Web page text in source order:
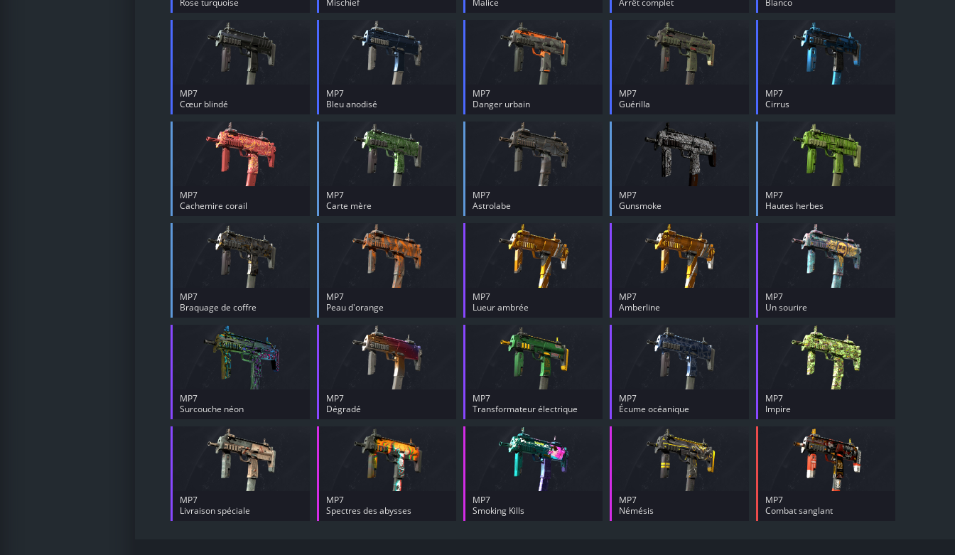
Rose turquoise
Mischief
Malice
Arrêt complet
Blanco
MP7
Cœur blindé
MP7
Bleu anodisé
MP7
Danger urbain
MP7
Guérilla
MP7
Cirrus
MP7
Cachemire corail
MP7
Carte mère
MP7
Astrolabe
MP7
Gunsmoke
MP7
Hautes herbes
MP7
Braquage de coffre
MP7
Peau d'orange
MP7
Lueur ambrée
MP7
Amberline
MP7
Un sourire
MP7
Surcouche néon
MP7
Dégradé
MP7
Transformateur électrique
MP7
Écume océanique
MP7
Impire
MP7
Livraison spéciale
MP7
Spectres des abysses
MP7
Smoking Kills
MP7
Némésis
MP7
Combat sanglant